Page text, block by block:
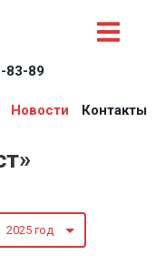
83-89
Новости Контакты
2025 год